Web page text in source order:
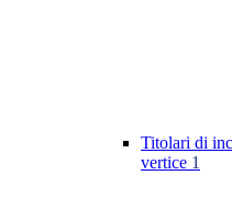
Titolari di
vertice 1